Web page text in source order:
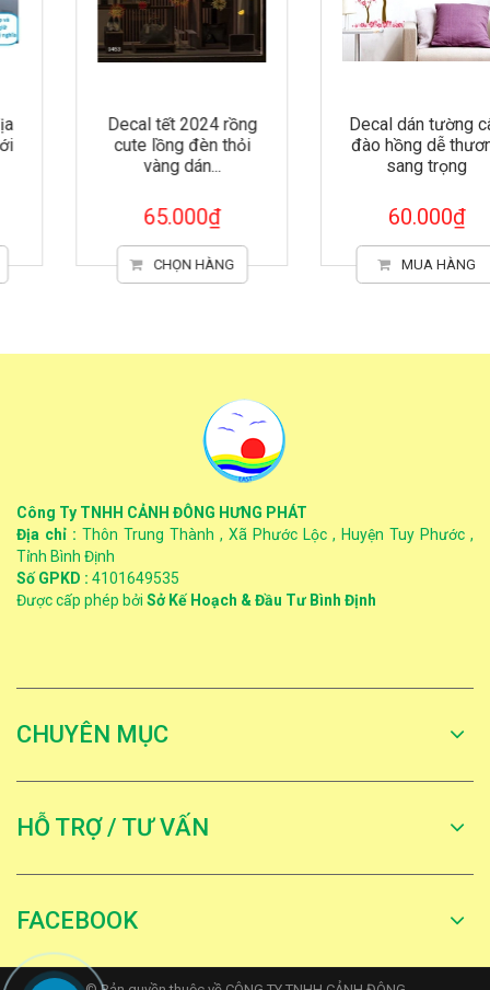
Decal tết 2024 rồng
cute lồng đèn thỏi
vàng dán...
65.000₫
CHỌN HÀNG
Decal dán tường cây
đào hồng dễ thương
sang trọng
60.000₫
MUA HÀNG
Công Ty TNHH CẢNH ĐÔNG HƯNG PHÁT
Địa chỉ : Thôn Trung Thành , Xã Phước Lộc , Huyện Tuy Phước ,
Tỉnh Bình Định
Số GPKD : 4101649535
Được cấp phép bởi Sở Kế Hoạch & Đầu Tư Bình Định
CHUYÊN MỤC
HỖ TRỢ / TƯ VẤN
FACEBOOK